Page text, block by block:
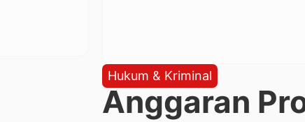
Hukum & Kriminal
Anggaran